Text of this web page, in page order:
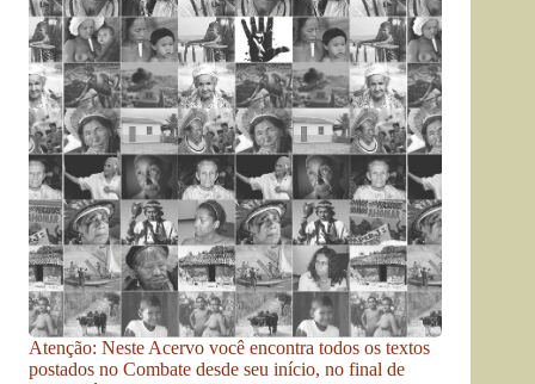
Atenção: Neste Acervo você encontra todos os textos
postados no Combate desde seu início, no final de